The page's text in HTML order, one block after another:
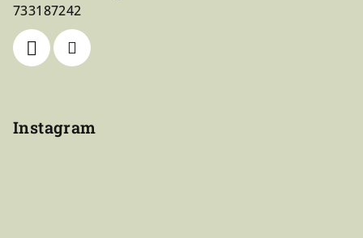
733187242
Instagram